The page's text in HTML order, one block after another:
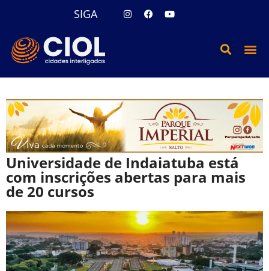
SIGA
Universidade de Indaiatuba está
com inscrições abertas para mais
de 20 cursos